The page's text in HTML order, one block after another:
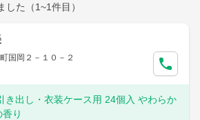
した （1~1件目）
国岡２－１０－２
き出し・衣装ケース用 24個入 やわらか
り